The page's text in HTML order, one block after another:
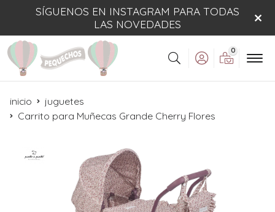
SÍGUENOS EN INSTAGRAM PARA TODAS
LAS NOVEDADES
Buscar
0
inicio
juguetes
Carrito para Muñecas Grande Cherry Flores